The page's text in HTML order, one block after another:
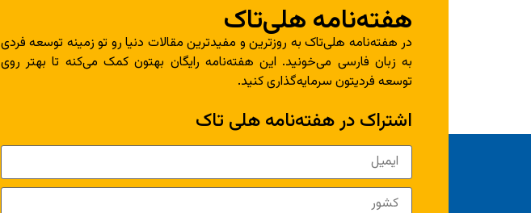
هفته‌نامه هلی‌تاک
در هفته‌نامه هلی‌تاک به روزترین و مفیدترین مقالات دنیا رو تو زمینه توسعه فردی
به زبان فارسی می‌خونید. این هفته‌نامه رایگان بهتون کمک می‌کنه تا بهتر روی
توسعه فردیتون سرمایه‌گذاری کنید.
اشتراک در هفته‌نامه هلی تاک